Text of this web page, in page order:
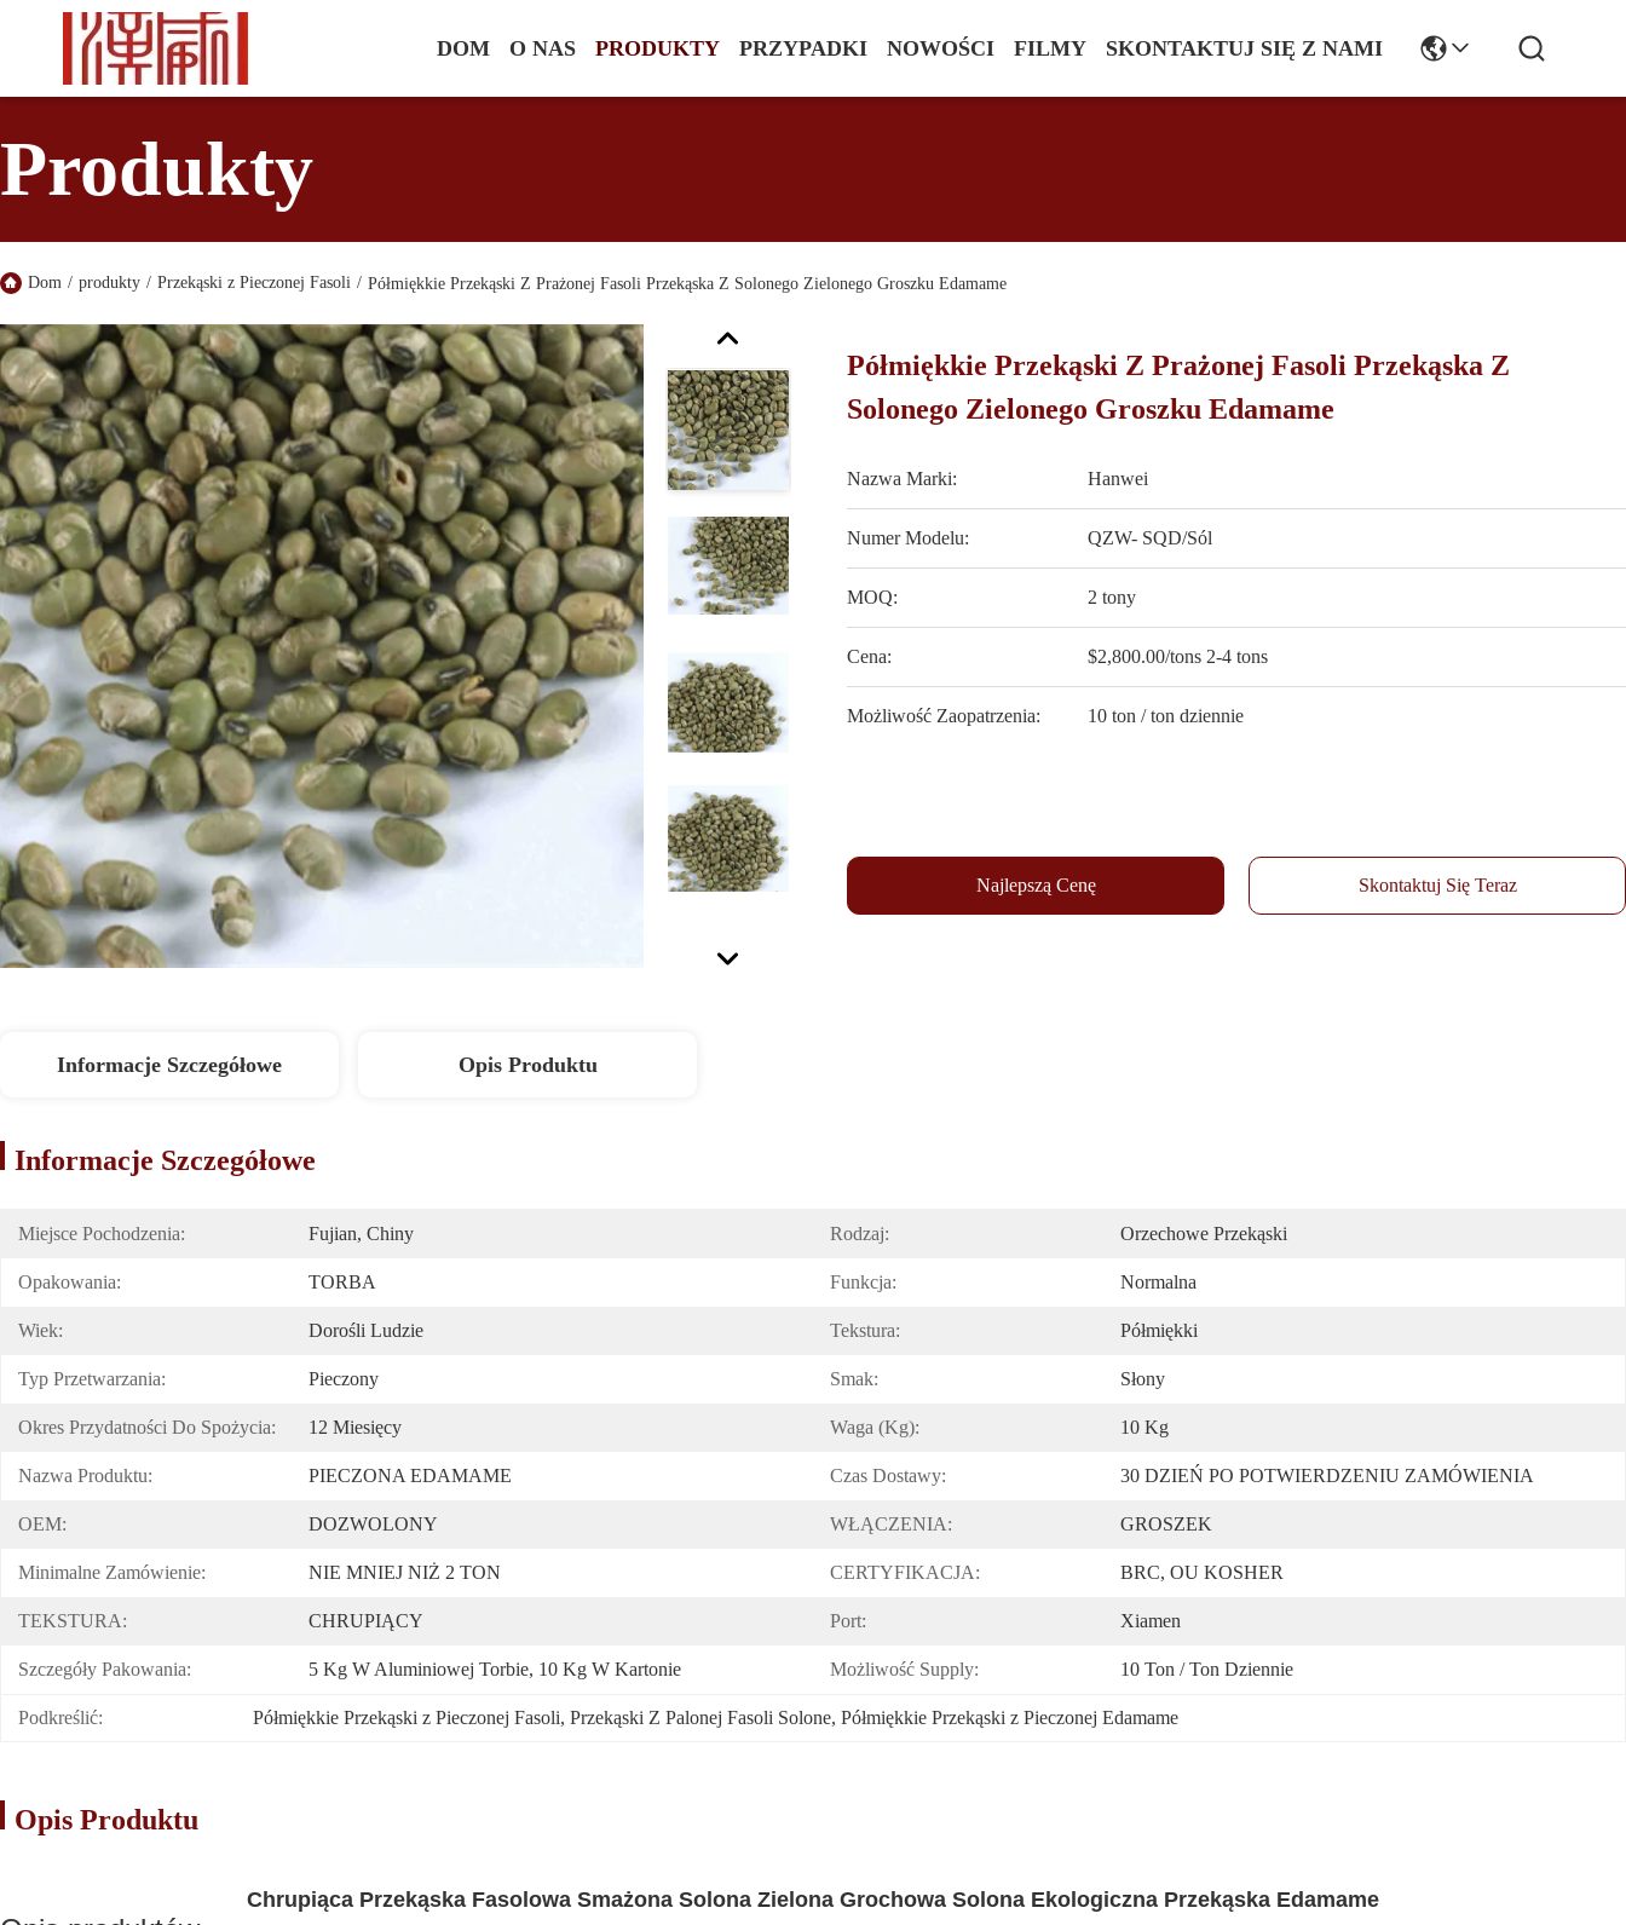
DOM O NAS PRODUKTY PRZYPADKI NOWOŚCI FILMY SKONTAKTUJ SIĘ Z NAMI
Produkty
Dom / produkty / Przekąski z Pieczonej Fasoli / Półmiękkie Przekąski Z Prażonej Fasoli Przekąska Z Solonego Zielonego Groszku Edamame
Półmiękkie Przekąski Z Prażonej Fasoli Przekąska Z
Solonego Zielonego Groszku Edamame
Nazwa Marki: Hanwei
Numer Modelu: QZW- SQD/Sól
MOQ: 2 tony
Cena: $2,800.00/tons 2-4 tons
Możliwość Zaopatrzenia: 10 ton / ton dziennie
Najlepszą Cenę Skontaktuj Się Teraz
Informacje Szczegółowe Opis Produktu
Informacje Szczegółowe
Miejsce Pochodzenia: Fujian, Chiny Rodzaj: Orzechowe Przekąski
Opakowania: TORBA Funkcja: Normalna
Wiek: Dorośli Ludzie Tekstura: Półmiękki
Typ Przetwarzania: Pieczony Smak: Słony
Okres Przydatności Do Spożycia: 12 Miesięcy Waga (kg): 10 Kg
Nazwa Produktu: PIECZONA EDAMAME Czas Dostawy: 30 DZIEŃ PO POTWIERDZENIU ZAMÓWIENIA
OEM: DOZWOLONY WŁĄCZENIA: GROSZEK
Minimalne Zamówienie: NIE MNIEJ NIŻ 2 TON CERTYFIKACJA: BRC, OU KOSHER
TEKSTURA: CHRUPIĄCY Port: Xiamen
Szczegóły Pakowania: 5 Kg W Aluminiowej Torbie, 10 Kg W Kartonie Możliwość Supply: 10 Ton / Ton Dziennie
Podkreślić: Półmiękkie Przekąski z Pieczonej Fasoli, Przekąski Z Palonej Fasoli Solone, Półmiękkie Przekąski z Pieczonej Edamame
Opis Produktu
Chrupiąca Przekąska Fasolowa Smażona Solona Zielona Grochowa Solona Ekologiczna Przekąska Edamame